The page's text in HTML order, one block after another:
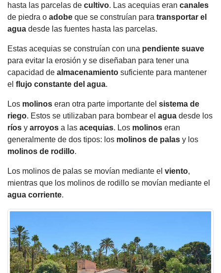
hasta las parcelas de cultivo. Las acequias eran canales
de piedra o adobe que se construían para transportar el
agua desde las fuentes hasta las parcelas.
Estas acequias se construían con una pendiente suave
para evitar la erosión y se diseñaban para tener una
capacidad de almacenamiento suficiente para mantener
el flujo constante del agua.
Los molinos eran otra parte importante del sistema de
riego. Estos se utilizaban para bombear el agua desde los
ríos y arroyos a las acequias. Los molinos eran
generalmente de dos tipos: los molinos de palas y los
molinos de rodillo.
Los molinos de palas se movían mediante el viento,
mientras que los molinos de rodillo se movían mediante el
agua corriente.